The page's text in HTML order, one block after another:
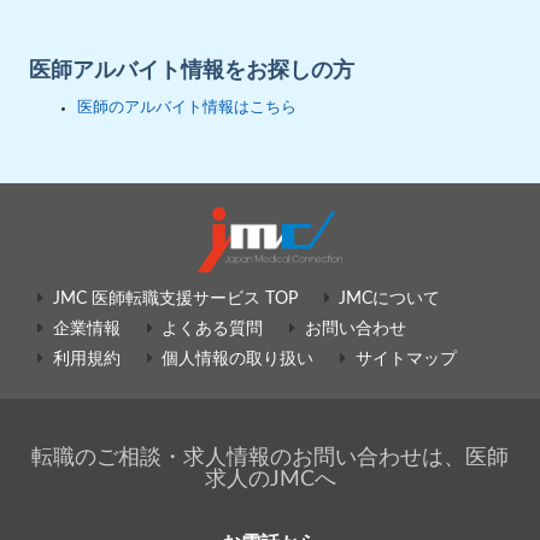
医師アルバイト情報をお探しの方
医師のアルバイト情報はこちら
JMC 医師転職支援サービス TOP
JMCについて
企業情報
よくある質問
お問い合わせ
利用規約
個人情報の取り扱い サイトマップ
転職のご相談・求人情報のお問い合わせは、医師
求人のJMCへ